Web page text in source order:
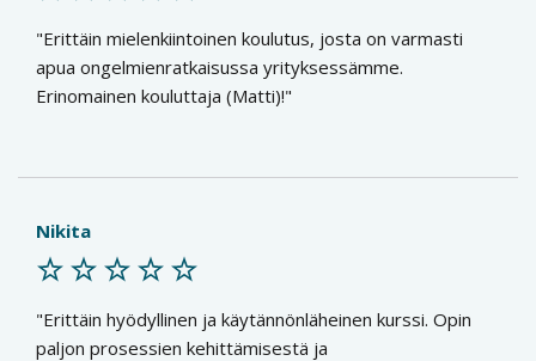
Erittäin mielenkiintoinen koulutus, josta on varmasti
apua ongelmienratkaisussa yrityksessämme.
Erinomainen kouluttaja (Matti)!
Nikita
Erittäin hyödyllinen ja käytännönläheinen kurssi. Opin
paljon prosessien kehittämisestä ja